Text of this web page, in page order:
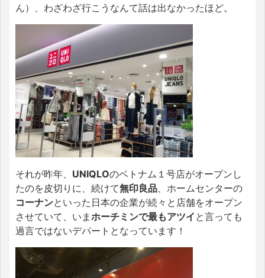
ん）、わざわざ行こうなんて話は出なかったほど。
それが昨年、 UNIQLOのベトナム１号店がオープンし
たのを皮切りに、続けて無印良品、ホームセンターの
コーナンといった日本の企業が続々と店舗をオープン
させていて、いま ホーチミンで最もアツイ と言っても
過言ではないデパートとなっています！